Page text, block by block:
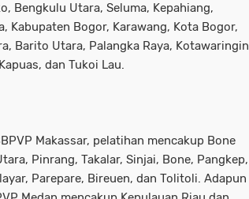
Bengkulu Utara, Seluma, Kepahiang,
Kabupaten Bogor, Karawang, Kota Bogor,
Barito Utara, Palangka Raya, Kotawaringin
dan Tukoi Lau.
Makassar, pelatihan mencakup Bone
Pinrang, Takalar, Sinjai, Bone, Pangkep,
Parepare, Bireuen, dan Tolitoli. Adapun